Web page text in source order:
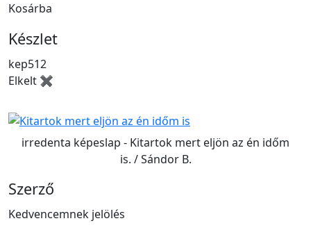
Kosárba
Készlet
kep512
Elkelt ✖
irredenta képeslap - Kitartok mert eljön az én időm
is. / Sándor B.
Szerző
Kedvencemnek jelölés